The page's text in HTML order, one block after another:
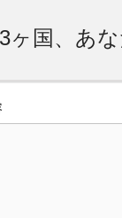
ヶ国、あ